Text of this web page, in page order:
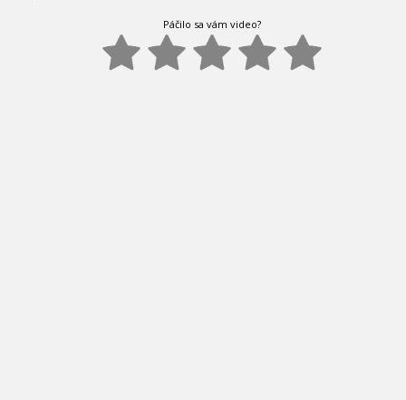
Páčilo sa vám video?